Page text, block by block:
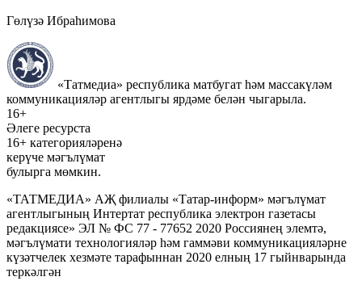
Гөлүзә Ибраһимова
«Татмедиа» республика матбугат һәм массакүләм
коммуникацияләр агентлыгы ярдәме белән чыгарыла.
16+
Әлеге ресурста
16+ категорияләренә
керүче мәгълүмат
булырга мөмкин.
«ТАТМЕДИА» АҖ филиалы «Татар-информ» мәгълүмат
агентлыгының Интертат республика электрон газетасы
редакциясе» ЭЛ № ФС 77 - 77652 2020 Россиянең элемтә,
мәгълүмати технологияләр һәм гаммәви коммуникацияләрне
күзәтчелек хезмәте тарафыннан 2020 елның 17 гыйнварында
теркәлгән